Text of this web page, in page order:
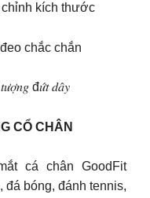
chỉnh kích thước
chắc chắn
đ𝑢̛́𝑡 𝑑𝑎̂𝑦
CỔ CHÂN
cá chân GoodFit
đá bóng, đánh tennis,